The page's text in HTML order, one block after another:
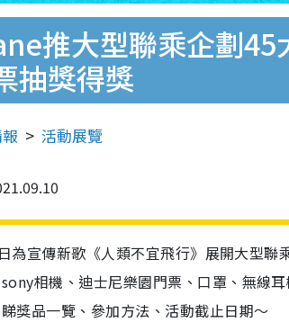
推大型聯乘企劃
抽獎得獎
活動展覽
為宣傳新歌《人類不宜飛行》展開大型
相機、迪士尼樂園門票、口罩、無線
獎品一覽、參加方法、活動截止日期～